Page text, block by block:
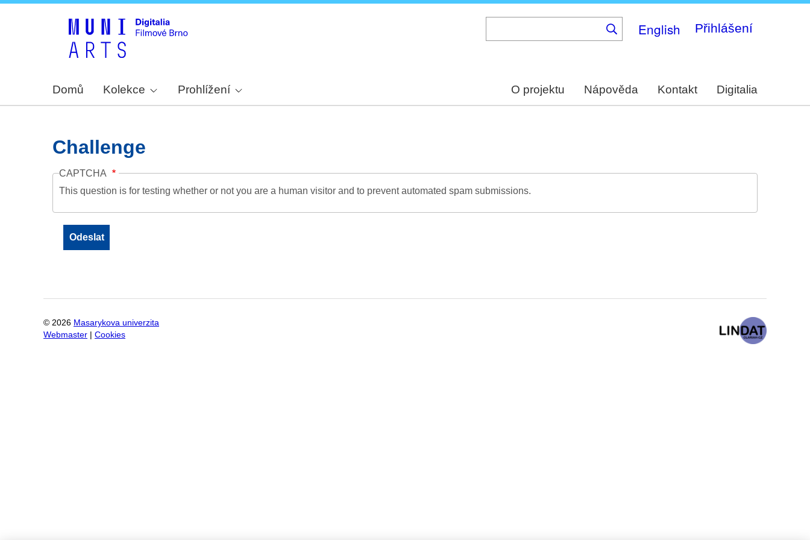
English Přihlášení
Domů Kolekce Prohlížení O projektu Nápověda Kontakt Digitalia
Challenge
CAPTCHA
This question is for testing whether or not you are a human visitor and to prevent automated spam submissions.
© 2026 Masarykova univerzita
Webmaster
Cookies